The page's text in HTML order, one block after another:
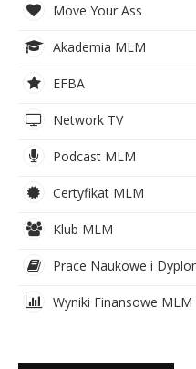
Move Your Ass
Akademia MLM
EFBA
Network TV
Podcast MLM
Certyfikat MLM
Klub MLM
Prace Naukowe i
Wyniki Finansowe MLM